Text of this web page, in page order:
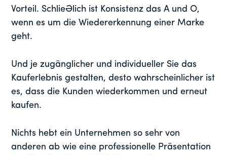
Vorteil. Schließlich ist Konsistenz das A und O,
wenn es um die Wiedererkennung einer Marke
geht.
Und je zugänglicher und individueller Sie das
Kauferlebnis gestalten, desto wahrscheinlicher ist
es, dass die Kunden wiederkommen und erneut
kaufen.
Nichts hebt ein Unternehmen so sehr von
anderen ab wie eine professionelle Präsentation